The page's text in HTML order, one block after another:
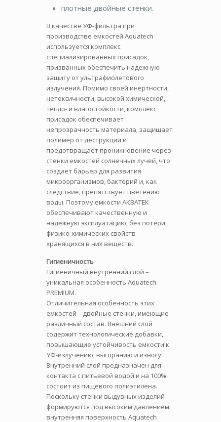
плотные двойные стенки.
В качестве УФ-фильтра при
производстве емкостей Aquatech
используется комплекс
специализированных присадок,
призванных обеспечить надежную
защиту от ультрафиолетового
излучения. Помимо своей инертности,
нетоксичности, высокой химической,
тепло- и влагостойкости, комплекс
присадок обеспечивает
непрозрачность материала, защищает
полимер от деструкции и
предотвращает проникновение через
стенки емкостей солнечных лучей, что
создает барьер для развития
микроорганизмов, бактерий и, как
следствие, препятствует цветению
воды. Поэтому емкости АКВАТЕК
обеспечивают качественную и
надежную эксплуатацию, без потери
физико-химических свойств
хранящихся в них веществ.
Гигиеничность
Гигиеничный внутренний слой –
уникальная особенность Aquatech
PREMIUM.
Отличительная особенность этих
емкостей – двойные стенки, имеющие
различный состав. Внешний слой
содержит технологические добавки,
повышающие устойчивость емкости к
УФ-излучению, выгоранию и износу.
Внутренний слой предназначен для
контакта с питьевой водой и на 100%
состоит из пищевого полиэтилена.
Поскольку стенки выдувных изделий
формируются под высоким давлением,
внутренняя поверхность Aquatech